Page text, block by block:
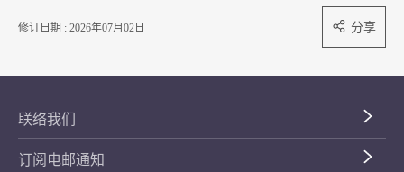
修订日期 : 2026年07月02日 分享
联络我们
订阅电邮通知